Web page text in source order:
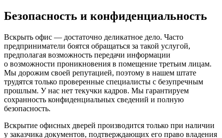
Безопасность и конфиденциальность
Вскрыть офис — достаточно деликатное дело. Часто
предприниматели боятся обращаться за такой услугой,
предполагая возможность передачи информации
о возможности проникновения в помещение третьим лицам.
Мы дорожим своей репутацией, поэтому в нашем штате
трудятся только проверенные специалисты с безупречным
прошлым. У нас нет текучки кадров. Мы гарантируем
сохранность конфиденциальных сведений и полную
безопасность.
Вскрытие офисных дверей производится только при наличии
у заказчика документов, подтверждающих его право владения